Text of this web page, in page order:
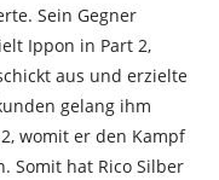
Sein Gegner
Ippon in Part 2,
aus und erzielte
gelang ihm
womit er den Kampf
Somit hat Rico Silber